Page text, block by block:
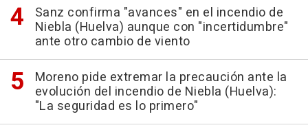
Sanz confirma "avances" en el incendio de
Niebla (Huelva) aunque con "incertidumbre"
ante otro cambio de viento
Moreno pide extremar la precaución ante la
evolución del incendio de Niebla (Huelva):
"La seguridad es lo primero"